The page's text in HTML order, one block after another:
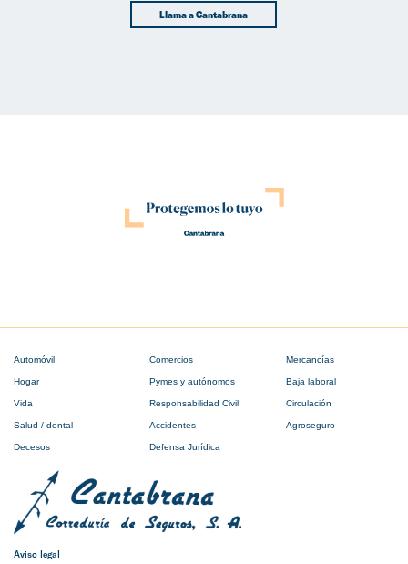
Llama a Cantabrana
Automóvil
Hogar
Vida
Salud / dental
Decesos
Comercios
Pymes y autónomos
Responsabilidad Civil
Accidentes
Defensa Jurídica
Mercancías
Baja laboral
Circulación
Agroseguro
Aviso legal